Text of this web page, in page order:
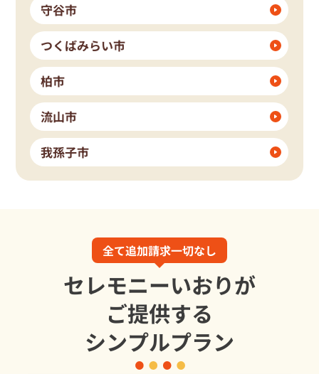
守谷市
つくばみらい市
柏市
流山市
我孫子市
全て追加請求一切なし
セレモニーいおりが
ご提供する
シンプルプラン